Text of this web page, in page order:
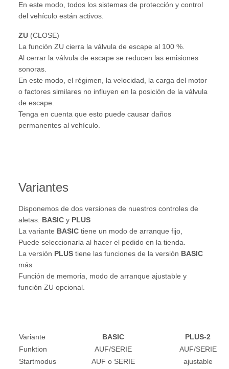
En este modo, todos los sistemas de protección y control
del vehículo están activos.
ZU (CLOSE)
La función ZU cierra la válvula de escape al 100 %.
Al cerrar la válvula de escape se reducen las emisiones
sonoras.
En este modo, el régimen, la velocidad, la carga del motor
o factores similares no influyen en la posición de la válvula
de escape.
Tenga en cuenta que esto puede causar daños
permanentes al vehículo.
Variantes
Disponemos de dos versiones de nuestros controles de
aletas: BASIC y PLUS
La variante BASIC tiene un modo de arranque fijo,
Puede seleccionarla al hacer el pedido en la tienda.
La versión PLUS tiene las funciones de la versión BASIC
más
Función de memoria, modo de arranque ajustable y
función ZU opcional.
Variante BASIC
PLUS-2
Funktion
AUF/SERIE
AUF/SERIE
Startmodus
AUF o SERIE
ajustable